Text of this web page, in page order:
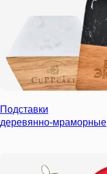
Подставки
деревянно-мраморные